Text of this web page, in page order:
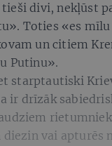
divi, nekļūst
Toties «es mīlu
un citiem
Putinu».
starptautiski
ir drīzāk
vai apturēs